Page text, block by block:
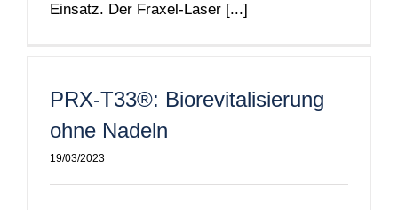
Einsatz. Der Fraxel-Laser [...]
PRX-T33®: Biorevitalisierung
ohne Nadeln
19/03/2023